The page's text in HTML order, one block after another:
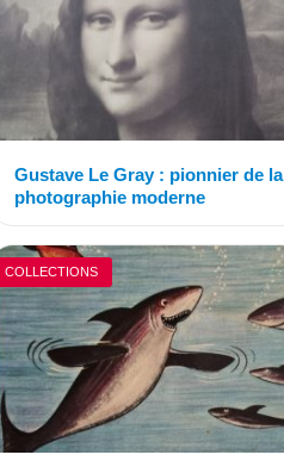
Gustave Le Gray : pionnier de la
photographie moderne
COLLECTIONS